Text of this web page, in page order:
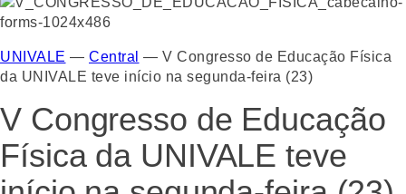
UNIVALE — Central — V Congresso de Educação Física
da UNIVALE teve início na segunda-feira (23)
V Congresso de Educação
Física da UNIVALE teve